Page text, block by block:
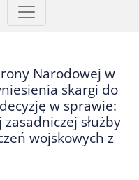
Narodowej w
skargi do
w sprawie:
służby
wojskowych z